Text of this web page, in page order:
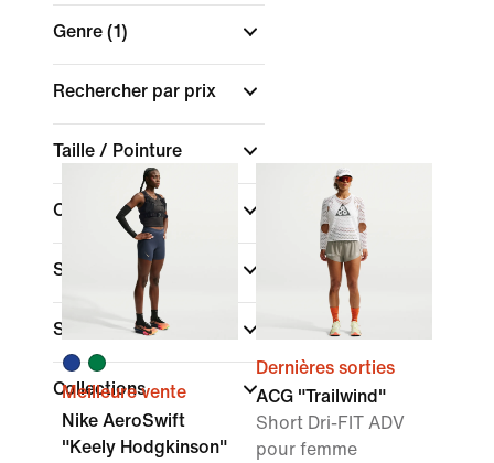
Genre (1)
Rechercher par prix
Taille / Pointure
Couleur
Sport
Style
Collections
Meilleure vente
Nike AeroSwift
"Keely Hodgkinson"
Dernières sorties
ACG "Trailwind"
Short Dri-FIT ADV
pour femme